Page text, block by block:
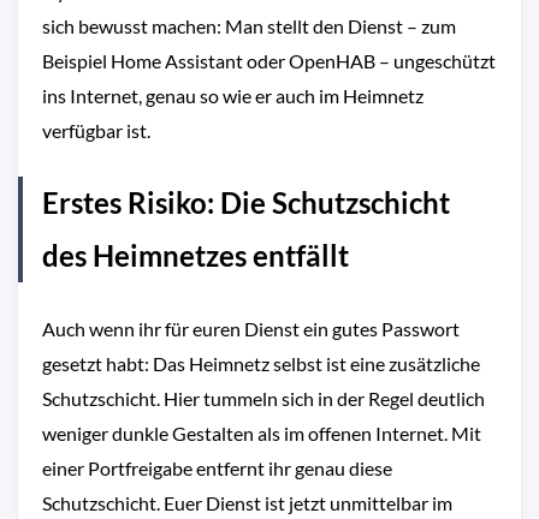
sich bewusst machen: Man stellt den Dienst – zum
Beispiel Home Assistant oder OpenHAB – ungeschützt
ins Internet, genau so wie er auch im Heimnetz
verfügbar ist.
Erstes Risiko: Die Schutzschicht
des Heimnetzes entfällt
Auch wenn ihr für euren Dienst ein gutes Passwort
gesetzt habt: Das Heimnetz selbst ist eine zusätzliche
Schutzschicht. Hier tummeln sich in der Regel deutlich
weniger dunkle Gestalten als im offenen Internet. Mit
einer Portfreigabe entfernt ihr genau diese
Schutzschicht. Euer Dienst ist jetzt unmittelbar im